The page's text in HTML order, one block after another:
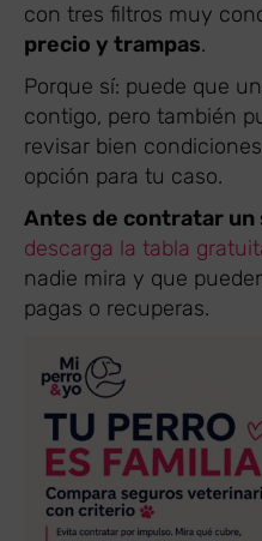
con tres filtros muy
precio y trampas.
Porque sí: puede que
contigo, pero también
revisar bien
opción para tu caso.
Antes de contratar
descarga la tabla
nadie mira y que
pagas o recuperas.